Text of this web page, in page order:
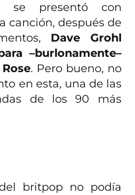
se presentó con
canción, después de
Dave Grohl
–burlonamente–
. Pero bueno, no
en esta, una de las
de los 90 más
britpop no podía